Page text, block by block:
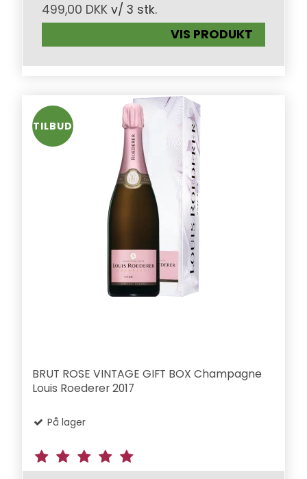
499,00 DKK v/ 3 stk.
VIS PRODUKT
TILBUD
BRUT ROSE VINTAGE GIFT BOX Champagne
Louis Roederer 2017
På lager